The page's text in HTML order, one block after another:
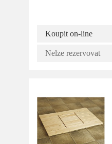
Koupit on-line
Nelze rezervovat